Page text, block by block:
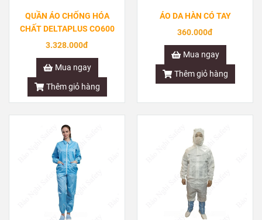
QUẦN ÁO CHỐNG HÓA
CHẤT DELTAPLUS CO600
3.328.000đ
Mua ngay
Thêm giỏ hàng
ÁO DA HÀN CÓ TAY
360.000đ
Mua ngay
Thêm giỏ hàng